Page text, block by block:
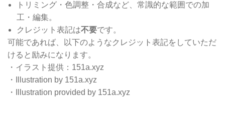
トリミング・色調整・合成など、常識的な範囲での加
工・編集。
クレジット表記は不要です。
可能であれば、以下のようなクレジット表記をしていただ
けると励みになります。
・イラスト提供：151a.xyz
・Illustration by 151a.xyz
・Illustration provided by 151a.xyz